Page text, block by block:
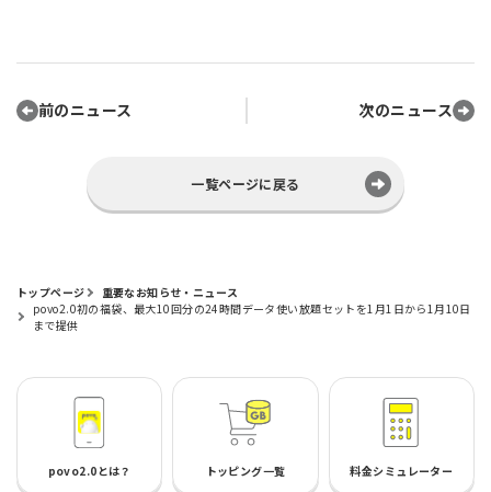
前のニュース 次のニュース
一覧ページに戻る
トップページ
重要なお知らせ・ニュース
povo2.0初の福袋、最大10回分の24時間データ使い放題セットを1月1日から1月10日
まで提供
povo2.0とは？ トッピング一覧 料金シミュレーター